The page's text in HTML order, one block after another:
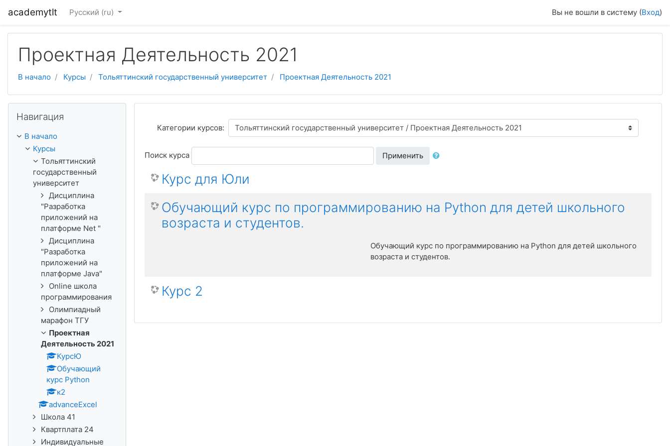
academytlt Русский ‎(ru)‎ Вы не вошли в систему (Вход)
Проектная Деятельность 2021
В начало Курсы Тольяттинский государственный университет Проектная Деятельность 2021
Категории курсов:
Поиск курса Применить
Курс для Юли
Обучающий курс по программированию на Python для детей школьного
возраста и студентов.
Обучающий курс по программированию на Python для детей школьного
возраста и студентов.
Курс 2
Навигация
В начало
Курсы
Тольяттинский
государственный
университет
Дисциплина
"Разработка
приложений на
платформе Net "
Дисциплина
"Разработка
приложений на
платформе Java"
Online школа
программирования
Олимпиадный
марафон ТГУ
Проектная
Деятельность 2021
КурсЮ
Обучающий
курс Python
к2
advanceExcel
Школа 41
Квартплата 24
Индивидуальные